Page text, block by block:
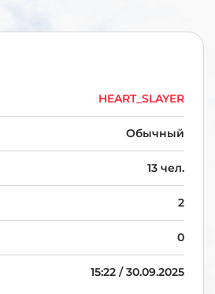
HEART_SLAYER
Обычный
13 чел.
2
0
15:22 / 30.09.2025